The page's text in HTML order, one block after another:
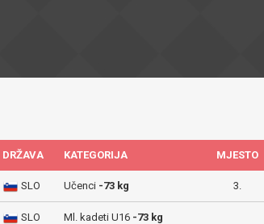
DRŽAVA KATEGORIJA MJESTO
SLO Učenci -73 kg 3.
SLO Ml. kadeti U16 -73 kg